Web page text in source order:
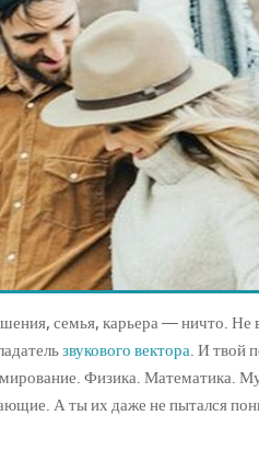
семья, карьера — ничто. Не
звукового вектора. И твой
Физика. Математика.
А ты их даже не пытался